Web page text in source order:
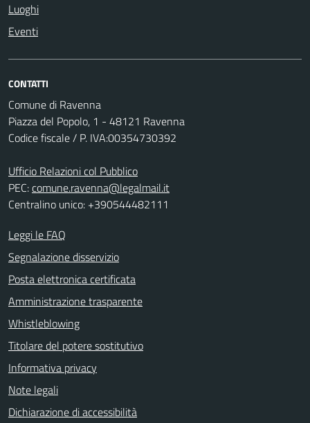
Luoghi
Eventi
CONTATTI
Comune di Ravenna
Piazza del Popolo, 1 - 48121 Ravenna
Codice fiscale / P. IVA:00354730392
Ufficio Relazioni col Pubblico
PEC:comune.ravenna@legalmail.it
Centralino unico: +390544482111
Leggi le FAQ
Segnalazione disservizio
Posta elettronica certificata
Amministrazione trasparente
Whistleblowing
Titolare del potere sostitutivo
Informativa privacy
Note legali
Dichiarazione di accessibilità